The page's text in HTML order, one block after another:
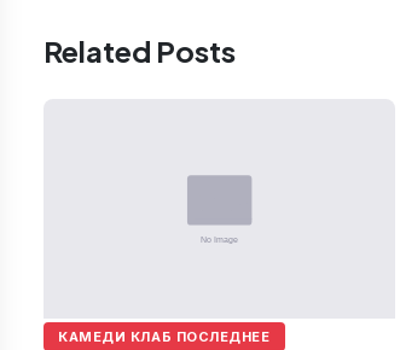
Related Posts
КАМЕДИ КЛАБ ПОСЛЕДНЕЕ